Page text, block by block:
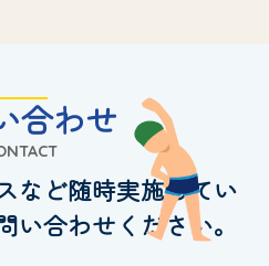
合わせ
など随時実施してい
い合わせください。